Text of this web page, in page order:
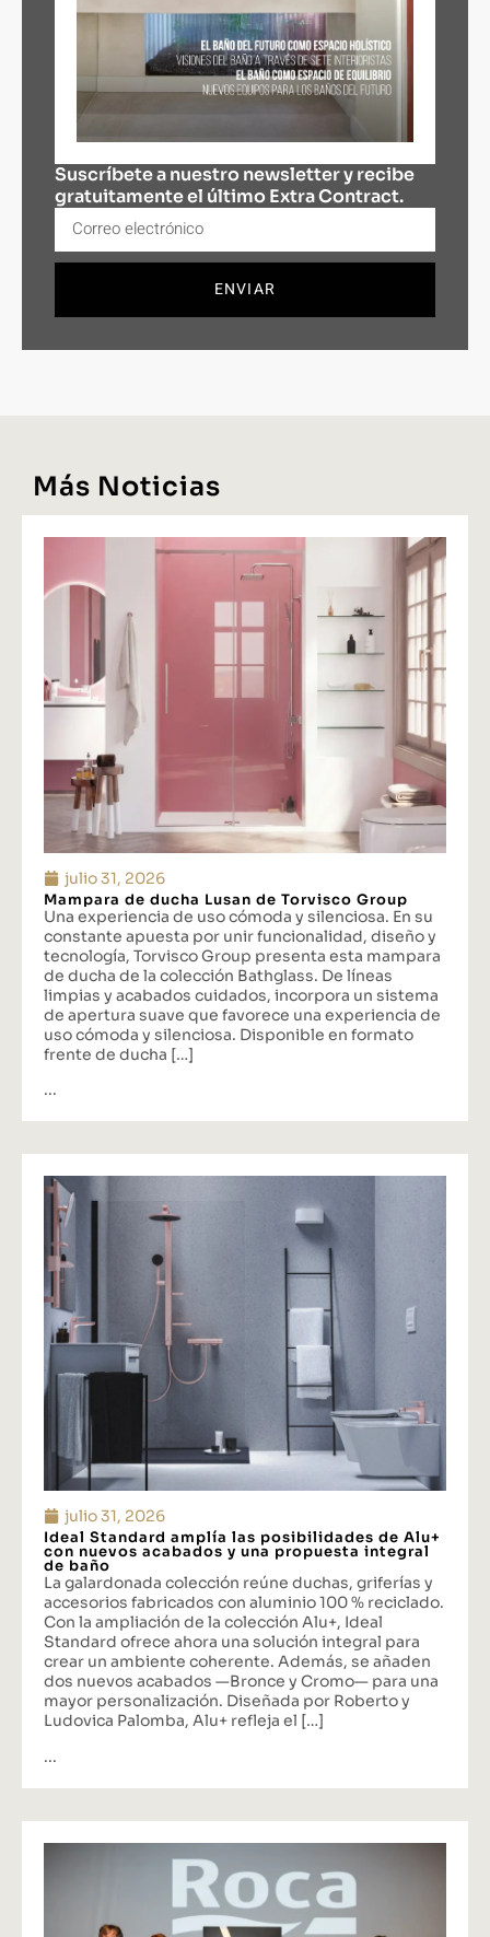
Suscríbete a nuestro newsletter y recibe
gratuitamente el último Extra Contract.
ENVIAR
Más Noticias
julio 31, 2026
Mampara de ducha Lusan de Torvisco Group
Una experiencia de uso cómoda y silenciosa. En su
constante apuesta por unir funcionalidad, diseño y
tecnología, Torvisco Group presenta esta mampara
de ducha de la colección Bathglass. De líneas
limpias y acabados cuidados, incorpora un sistema
de apertura suave que favorece una experiencia de
uso cómoda y silenciosa. Disponible en formato
frente de ducha […]
...
julio 31, 2026
Ideal Standard amplía las posibilidades de Alu+
con nuevos acabados y una propuesta integral
de baño
La galardonada colección reúne duchas, griferías y
accesorios fabricados con aluminio 100 % reciclado.
Con la ampliación de la colección Alu+, Ideal
Standard ofrece ahora una solución integral para
crear un ambiente coherente. Además, se añaden
dos nuevos acabados —Bronce y Cromo— para una
mayor personalización. Diseñada por Roberto y
Ludovica Palomba, Alu+ refleja el […]
...